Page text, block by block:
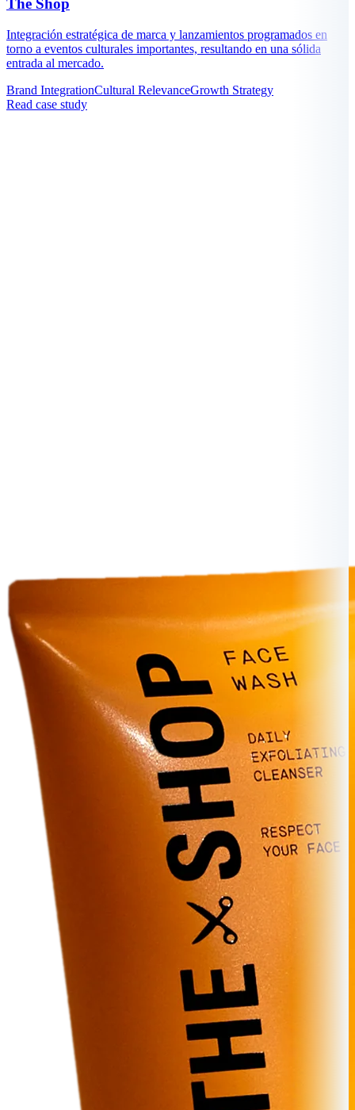
The Shop
Integración estratégica de marca y lanzamientos programados en
torno a eventos culturales importantes, resultando en una sólida
entrada al mercado.
Brand IntegrationCultural RelevanceGrowth Strategy
Read case study